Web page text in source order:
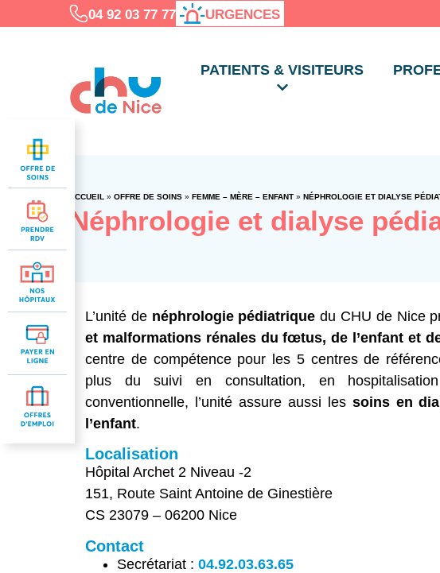
04 92 03 77 77 URGENCES
PATIENTS & VISITEURS
ACCUEIL » OFFRE DE SOINS » FEMME – MÈRE – ENFANT » NÉPHROLOGIE ET DIALYSE
Néphrologie et dialyse
L’unité de néphrologie pédiatrique du CHU de Nice
et malformations rénales du fœtus, de l’enfant et
centre de compétence pour les 5 centres de
plus du suivi en consultation, en
conventionnelle, l’unité assure aussi les soins en
l’enfant.
Localisation
Hôpital Archet 2 Niveau -2
151, Route Saint Antoine de Ginestière
CS 23079 – 06200 Nice
Contact
Secrétariat : 04.92.03.63.65